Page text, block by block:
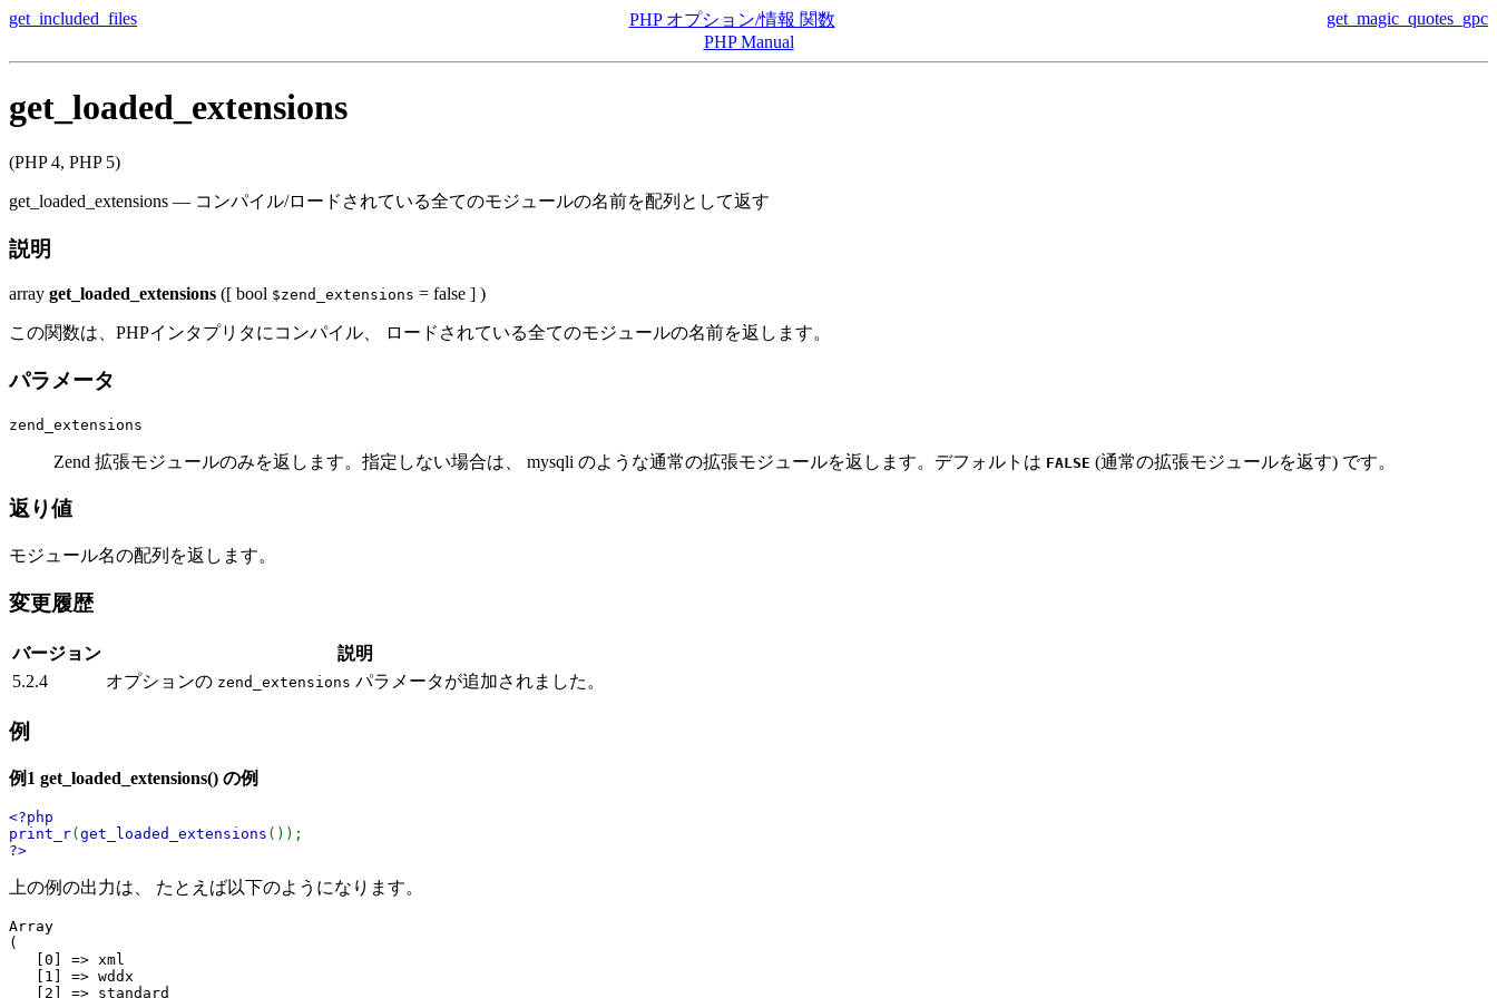
get_included_files get_magic_quotes_gpc
PHP オプション/情報 関数
PHP Manual
get_loaded_extensions
(PHP 4, PHP 5)
get_loaded_extensions — コンパイル/ロードされている全てのモジュールの名前を配列として返す
説明
array get_loaded_extensions ([ bool $zend_extensions = false ] )
この関数は、PHPインタプリタにコンパイル、 ロードされている全てのモジュールの名前を返します。
パラメータ
zend_extensions
Zend 拡張モジュールのみを返します。指定しない場合は、 mysqli のような通常の拡張モジュールを返します。デフォルトは FALSE (通常の拡張モジュールを返す) です。
返り値
モジュール名の配列を返します。
変更履歴
バージョン
説明
5.2.4
オプションの zend_extensions パラメータが追加されました。
例
例1 get_loaded_extensions() の例
<?php
print_r( get_loaded_extensions ());
?>
上の例の出力は、 たとえば以下のようになります。
Array
(
   [0] => xml
   [1] => wddx
   [2] => standard